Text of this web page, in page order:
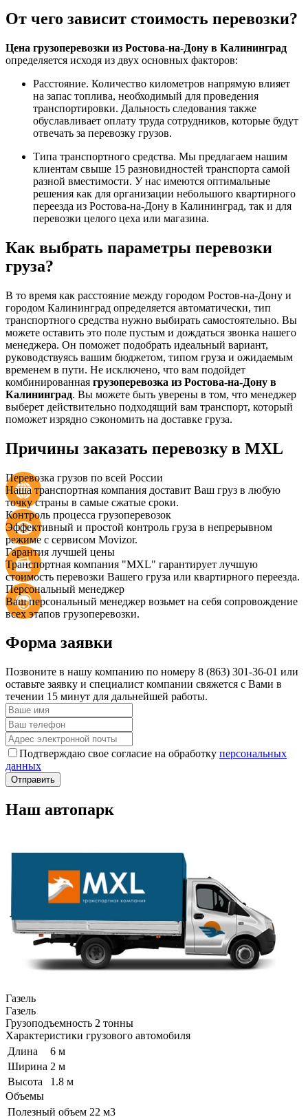
От чего зависит стоимость перевозки?
Цена грузоперевозки из Ростова-на-Дону в Калининград
определяется исходя из двух основных факторов:
Расстояние. Количество километров напрямую влияет
на запас топлива, необходимый для проведения
транспортировки. Дальность следования также
обуславливает оплату труда сотрудников, которые будут
отвечать за перевозку грузов.
Типа транспортного средства. Мы предлагаем нашим
клиентам свыше 15 разновидностей транспорта самой
разной вместимости. У нас имеются оптимальные
решения как для организации небольшого квартирного
переезда из Ростова-на-Дону в Калининград, так и для
перевозки целого цеха или магазина.
Как выбрать параметры перевозки
груза?
В то время как расстояние между городом Ростов-на-Дону и
городом Калининград определяется автоматически, тип
транспортного средства нужно выбирать самостоятельно. Вы
можете оставить это поле пустым и дождаться звонка нашего
менеджера. Он поможет подобрать идеальный вариант,
руководствуясь вашим бюджетом, типом груза и ожидаемым
временем в пути. Не исключено, что вам подойдет
комбинированная грузоперевозка из Ростова-на-Дону в
Калининград. Вы можете быть уверены в том, что менеджер
выберет действительно подходящий вам транспорт, который
поможет изрядно сэкономить на доставке груза.
Причины заказать перевозку в MXL
Перевозка грузов по всей России
Наша транспортная компания доставит Ваш груз в любую
точку страны в самые сжатые сроки.
Контроль процесса грузоперевозок
Эффективный и простой контроль груза в непрерывном
режиме с сервисом Movizor.
Гарантия лучшей цены
Транспортная компания "MXL" гарантирует лучшую
стоимость перевозки Вашего груза или квартирного переезда.
Персональный менеджер
Ваш персональный менеджер возьмет на себя сопровождение
всех этапов грузоперевозки.
Форма заявки
Позвоните в нашу компанию по номеру 8 (863) 301-36-01 или
оставьте заявку и специалист компании свяжется с Вами в
течении 15 минут для дальнейшей работы.
Подтверждаю свое согласие на обработку персональных
данных
Отправить
Наш автопарк
Газель
Газель
Грузоподъемность 2 тонны
Характеристики грузового автомобиля
Длина
6 м
Ширина 2 м
Высота
1.8 м
Объемы
Полезный объем 22 м3